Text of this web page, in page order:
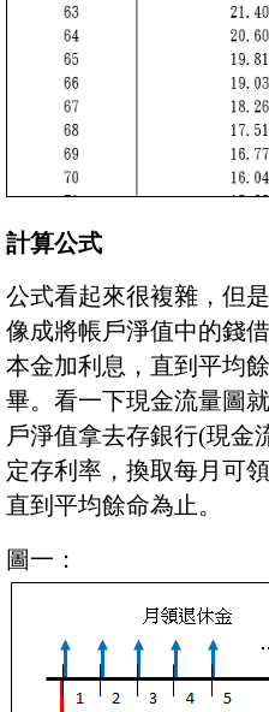
計算公式
公式看起來很複雜，但
像成將帳戶淨值中的錢
本金加利息，直到平均
畢。看一下現金流量圖
戶淨值拿去存銀行(現金
定存利率，換取每月可
直到平均餘命為止。
圖一：